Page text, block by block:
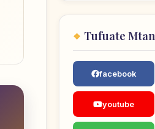
Tufuate
facebook
youtube